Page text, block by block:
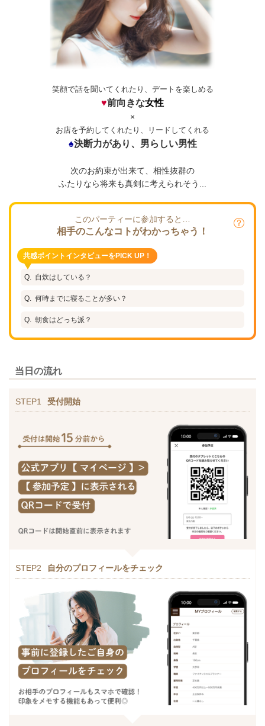
笑顔で話を聞いてくれたり、デートを楽しめる
♥前向きな女性
×
お店を予約してくれたり、リードしてくれる
♠決断力があり、男らしい男性
次のお約束が出来て、相性抜群の
ふたりなら将来も真剣に考えられそう...
このパーティーに参加すると…
相手のこんなコトがわかっちゃう！
共感ポイントインタビューをPICK UP！
自炊はしている？
何時までに寝ることが多い？
朝食はどっち派？
当日の流れ
STEP1 受付開始
STEP2 自分のプロフィールをチェック